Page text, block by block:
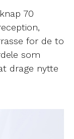
70
for de to
som
drage nytte